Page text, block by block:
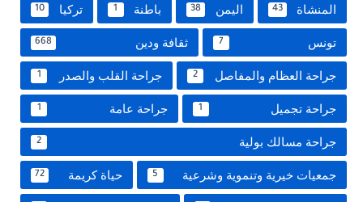
المنشاة 43 اليمن 38 باطنة 1 تركيا 10
تونس 7 ثقافة ودين 668
جراحة العظام والمفاصل 2 جراحة القلب والصدر 1
جراحة تجميل 1 جراحة عامة 1
جراحة مسالك بولية 2
جمعيات خيرية وتنموية وشرعية 5 حياة كريمة 72